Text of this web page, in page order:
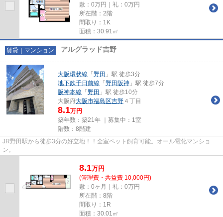
敷：0万円｜礼：0万円
所在階：2階
間取り：1K
面積：30.91㎡
賃貸｜マンション アルグラッド吉野
大阪環状線 「 野田 」駅 徒歩3分
地下鉄千日前線 「 野田阪神 」駅 徒歩7分
阪神本線 「 野田 」駅 徒歩10分
大阪府大阪市福島区吉野 ４丁目
8.1万円
築年数：築21年 ｜募集中： 1室
階数：8階建
JR野田駅から徒歩3分の好立地！！全室ペット飼育可能。オール電化マンショ
ン。
8.1万円
(管理費・共益費 10,000円)
敷：0ヶ月｜礼：0万円
所在階：8階
間取り：1R
面積：30.01㎡